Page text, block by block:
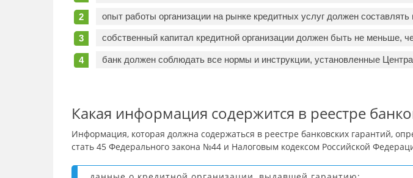
опыт работы организации на рынке кредитных услуг должен составлять
собственный капитал кредитной организации должен быть не меньше,
банк должен соблюдать все нормы и инструкции, установленные
Какая информация содержится в реестре
Информация, которая должна содержаться в реестре банковских гарантий,
стать 45 Федерального закона №44 и Налоговым кодексом Российской